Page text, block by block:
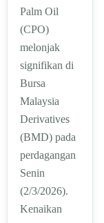
Palm Oil
(CPO)
melonjak
signifikan di
Bursa
Malaysia
Derivatives
(BMD) pada
perdagangan
Senin
(2/3/2026).
Kenaikan